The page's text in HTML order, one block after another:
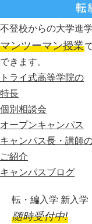
不登校からの大学進
マンツーマン授業
できます。
トライ式高等学院の
特長
個別相談会
オープンキャンパス
キャンパス長・講師
ご紹介
キャンパスブログ
転・編入学 新入学
随時受付中!